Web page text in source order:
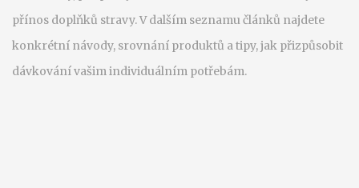
přínos doplňků stravy. V dalším seznamu článků najdete
konkrétní návody, srovnání produktů a tipy, jak přizpůsobit
dávkování vašim individuálním potřebám.